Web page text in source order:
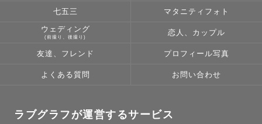
七五三 マタニティフォト
ウェディング
(前撮り、後撮り)
恋人、カップル
友達、フレンド プロフィール写真
よくある質問 お問い合わせ
ラブグラフが運営するサービス